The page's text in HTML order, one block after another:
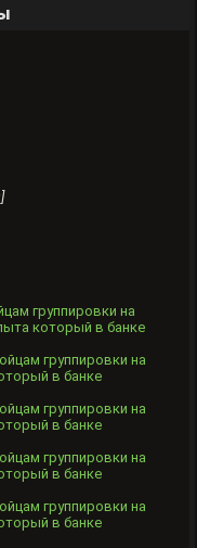
]
группировки на
который в банке
группировки на
в банке
группировки на
в банке
группировки на
в банке
группировки на
в банке